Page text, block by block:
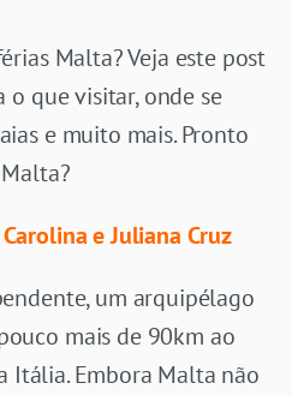
Malta? Veja este post
o que visitar, onde se
e muito mais. Pronto
e Juliana Cruz
um arquipélago
mais de 90km ao
Itália. Embora Malta não